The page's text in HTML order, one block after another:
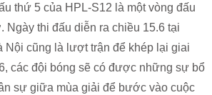
thứ 5 của HPL-S12 là một vòng đấu
Ngày thi đấu diễn ra chiều 15.6 tại
Nội cũng là lượt trận để khép lại giai
các đội bóng sẽ có được những sự bổ
sự giữa mùa giải để bước vào cuộc